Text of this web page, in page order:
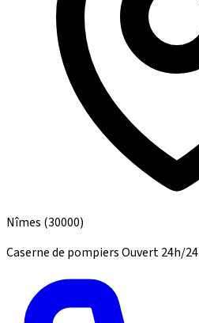
Nîmes (30000)
Caserne de pompiersOuvert 24h/24